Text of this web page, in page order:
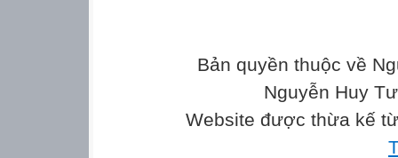
Bản quyền thuộc về
Nguyễn Huy
Website được thừa kế